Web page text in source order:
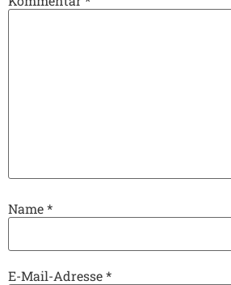
Name*
E-Mail-Adresse*